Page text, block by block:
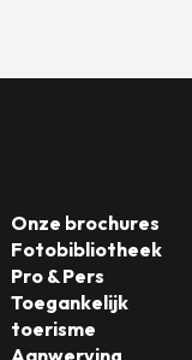
Onze brochures
Fotobibliotheek
Pro & Pers
Toegankelijk
toerisme
Aanwerving